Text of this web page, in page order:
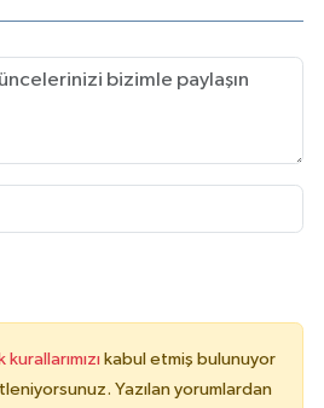
kabul etmiş bulunuyor
Yazılan yorumlardan